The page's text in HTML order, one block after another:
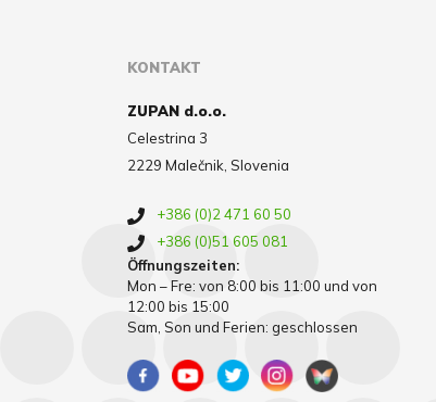
KONTAKT
ZUPAN d.o.o.
Celestrina 3
2229 Malečnik, Slovenia
+386 (0)2 471 60 50
+386 (0)51 605 081
Öffnungszeiten:
Mon – Fre: von 8:00 bis 11:00 und von
12:00 bis 15:00
Sam, Son und Ferien: geschlossen